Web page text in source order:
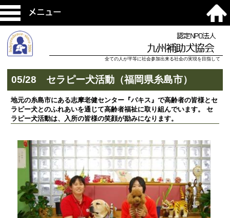
メニュー
認定NPO法人
九州補助犬協会
全ての人が平等に社会参加出来る社会の実現を目指して
05/28 セラピー犬活動（福岡県糸島市）
地元の糸島市にある志摩老健センター『パキス』で高齢者の皆様とセ
ラピー犬とのふれあいを通じて高齢者福祉に取り組んでいます。 セ
ラピー犬活動は、入所の皆様の笑顔が励みになります。